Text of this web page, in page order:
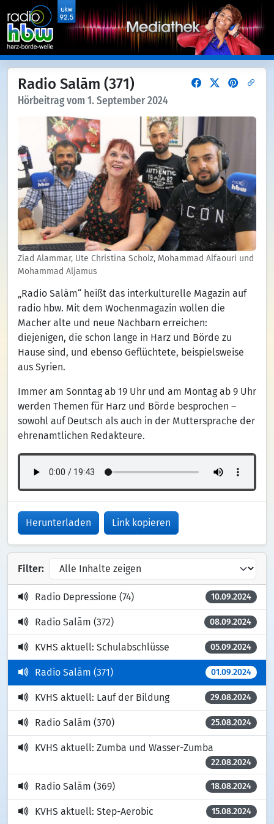
Radio Salām (371)
Hörbeitrag vom 1. September 2024
Ziad Alammar, Ute Christina Scholz, Mohammad Alfaouri und
Mohammad Aljamus
„Radio Salām“ heißt das interkulturelle Magazin auf
radio hbw. Mit dem Wochenmagazin wollen die
Macher alte und neue Nachbarn erreichen:
diejenigen, die schon lange in Harz und Börde zu
Hause sind, und ebenso Geflüchtete, beispielsweise
aus Syrien.
Immer am Sonntag ab 19 Uhr und am Montag ab 9 Uhr
werden Themen für Harz und Börde besprochen –
sowohl auf Deutsch als auch in der Muttersprache der
ehrenamtlichen Redakteure.
Herunterladen Link kopieren
Filter:
Radio Depressione (74) 10.09.2024
Radio Salām (372) 08.09.2024
KVHS aktuell: Schulabschlüsse 05.09.2024
Radio Salām (371) 01.09.2024
KVHS aktuell: Lauf der Bildung 29.08.2024
Radio Salām (370) 25.08.2024
KVHS aktuell: Zumba und Wasser-Zumba
22.08.2024
Radio Salām (369) 18.08.2024
KVHS aktuell: Step-Aerobic 15.08.2024